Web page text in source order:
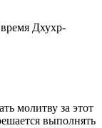
Дхухр-
молитву за этот
выполнять